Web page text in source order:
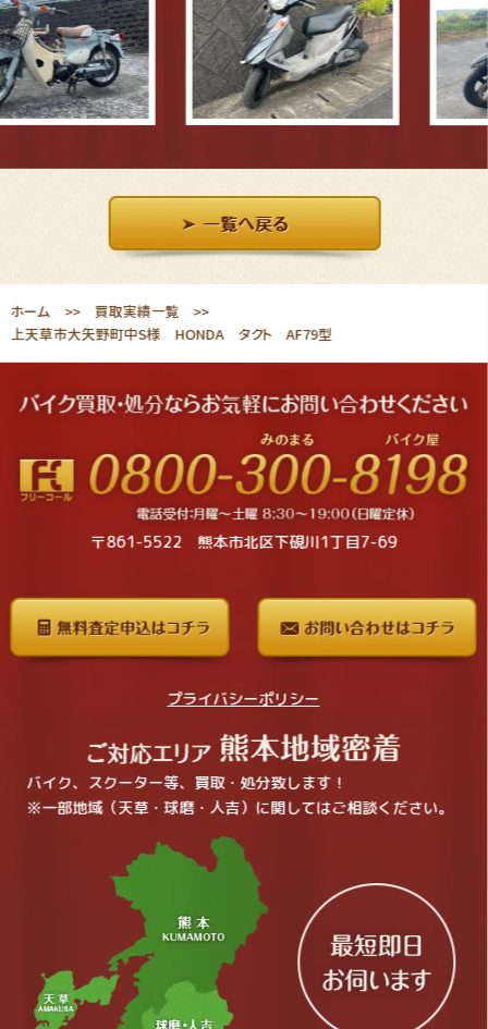
ホーム 買取実績一覧
上天草市大矢野町中S様 HONDA タクト AF79型
〒861-5522 熊本市北区下硯川1丁目7-69
プライバシーポリシー
バイク、スクーター等、買取・処分致します！
※一部地域（天草・球磨・人吉）に関してはご相談ください。